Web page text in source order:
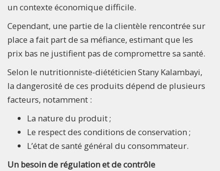
un contexte économique difficile.
Cependant, une partie de la clientèle rencontrée sur
place a fait part de sa méfiance, estimant que les
prix bas ne justifient pas de compromettre sa santé.
Selon le nutritionniste-diététicien Stany Kalambayi,
la dangerosité de ces produits dépend de plusieurs
facteurs, notamment :
La nature du produit ;
Le respect des conditions de conservation ;
L’état de santé général du consommateur.
Un besoin de régulation et de contrôle